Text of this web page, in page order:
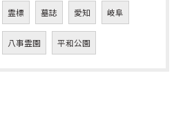
霊標 墓誌 愛知 岐阜
八事霊園 平和公園